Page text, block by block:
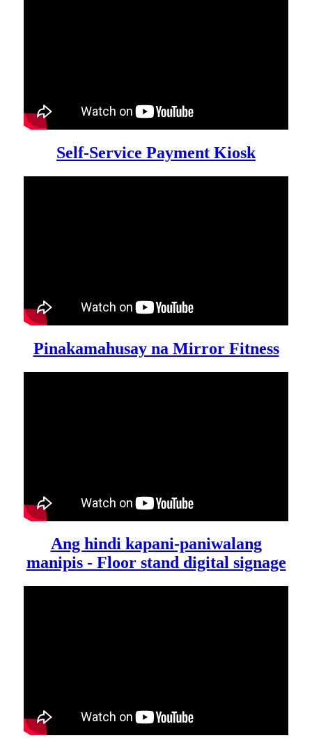
Self-Service Payment Kiosk
Pinakamahusay na Mirror Fitness
Ang hindi kapani-paniwalang
manipis - Floor stand digital signage